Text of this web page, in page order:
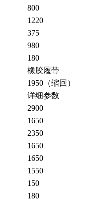
800
1220
375
980
180
橡胶履带
1950（缩回）
详细参数
2900
1650
2350
1650
1650
1550
150
180